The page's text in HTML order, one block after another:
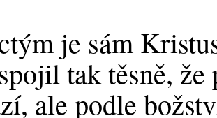
je sám
tak těsně,
ale podle